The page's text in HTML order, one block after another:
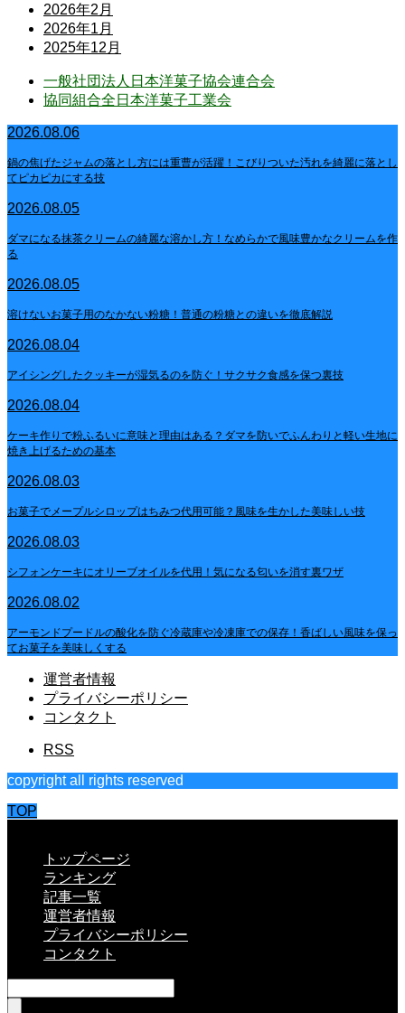
2026年2月
2026年1月
2025年12月
一般社団法人日本洋菓子協会連合会
協同組合全日本洋菓子工業会
2026.08.06
鍋の焦げたジャムの落とし方には重曹が活躍！こびりついた汚れを綺麗に落とし
てピカピカにする技
2026.08.05
ダマになる抹茶クリームの綺麗な溶かし方！なめらかで風味豊かなクリームを作
る
2026.08.05
溶けないお菓子用のなかない粉糖！普通の粉糖との違いを徹底解説
2026.08.04
アイシングしたクッキーが湿気るのを防ぐ！サクサク食感を保つ裏技
2026.08.04
ケーキ作りで粉ふるいに意味と理由はある？ダマを防いでふんわりと軽い生地に
焼き上げるための基本
2026.08.03
お菓子でメープルシロップはちみつ代用可能？風味を生かした美味しい技
2026.08.03
シフォンケーキにオリーブオイルを代用！気になる匂いを消す裏ワザ
2026.08.02
アーモンドプードルの酸化を防ぐ冷蔵庫や冷凍庫での保存！香ばしい風味を保っ
てお菓子を美味しくする
運営者情報
プライバシーポリシー
コンタクト
RSS
copyright all rights reserved
TOP
トップページ
ランキング
記事一覧
運営者情報
プライバシーポリシー
コンタクト